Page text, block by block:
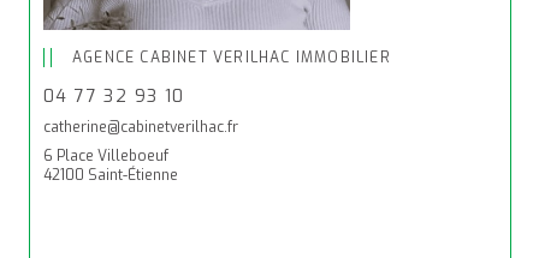
AGENCE CABINET VERILHAC IMMOBILIER
04 77 32 93 10
catherine@cabinetverilhac.fr
6 Place Villeboeuf
42100 Saint-Étienne